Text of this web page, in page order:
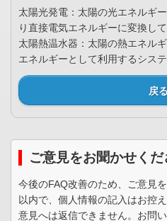
太陽光発電：太陽の光エネルギ
り直接電気エネルギーに変換し
太陽熱温水器：太陽の熱エネル
エネルギーとして利用するシス
戻
ご意見をお聞かせくだ
今後のFAQ改善のため、ご意見
以内で、個人情報の記入はお控
意見へは返信できません。お問